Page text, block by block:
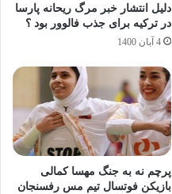
دلیل انتشار خبر مرگ ریحانه پارسا
در ترکیه برای جذب فالوور بود ؟
4 آبان 1400
پرچم نه به جنگ مهسا کمالی
بازیکن فوتسال تیم مس رفسنجان